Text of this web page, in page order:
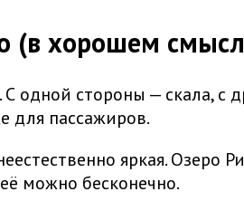
(в хорошем
стороны — скала, с
для пассажиров.
яркая. Озеро
можно бесконечно.